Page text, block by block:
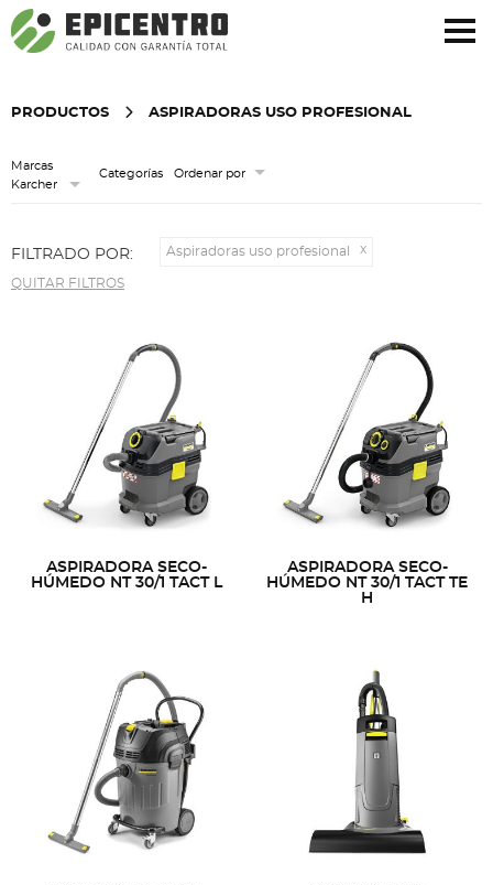
¿Olvidó su contraseña?Regístrese aquí
PRODUCTOS ASPIRADORAS USO PROFESIONAL
Marcas
Karcher
Categorías Ordenar por
FILTRADO POR: Aspiradoras uso profesional
QUITAR FILTROS
ASPIRADORA SECO-
HÚMEDO NT 30/1 TACT L
ASPIRADORA SECO-
HÚMEDO NT 30/1 TACT TE
H